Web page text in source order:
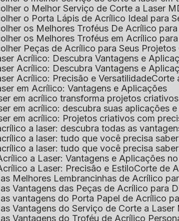
o Melhor Serviço de Corte a Laser
o Porta Lápis de Acrílico Ideal para
os Melhores Troféus De Acrílico
os Melhores Troféus em Acrílico
Peças de Acrílico para Seus
Acrílico: Descubra Vantagens e
Acrílico: Descubra Vantagens e
Acrílico: Precisão e Versatilidade
em Acrílico: Vantagens e Aplicações
em acrílico transforma projetos
em acrílico: descubra suas aplicações
em acrílico: Projetos criativos com
a laser: descubra todas as
acrílico a laser: tudo que você precisa
acrílico a laser: tudo que você precisa
a Laser: Vantagens e Aplicações
a Laser: Precisão e Estilo
Corte de
as Melhores Lembrancinhas de Acrílico
as Vantagens das Peças de Acrílico para
as vantagens do Porta Papel de Acrílico
as Vantagens do Serviço de Corte a
as Vantagens do Troféu de Acrílico